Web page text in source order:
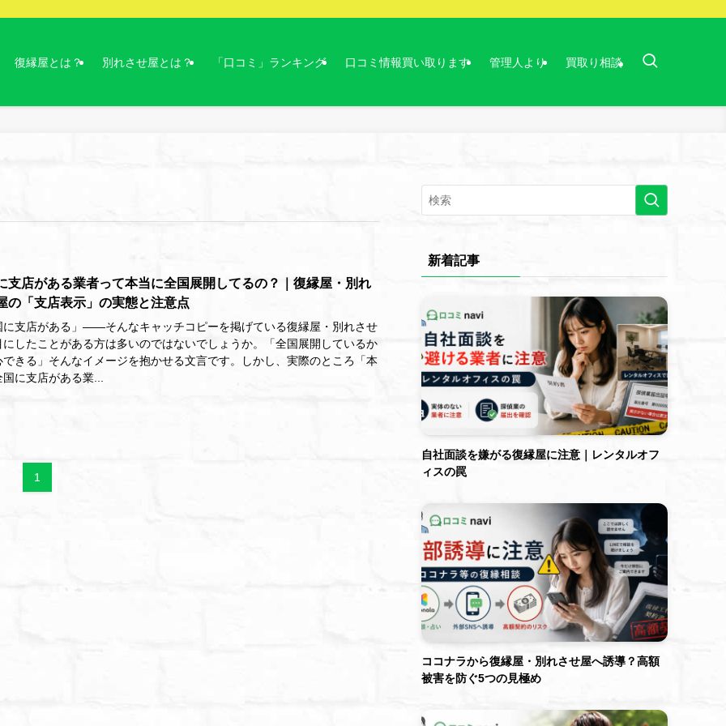
復縁屋とは？ 別れさせ屋とは？ 「口コミ」ランキング 口コミ情報買い取ります 管理人より 買取り相談
支店がある業者って本当に全国展開してるの？｜復縁屋・別れ
の「支店表示」の実態と注意点
に支店がある」――そんなキャッチコピーを掲げている復縁屋・別れさせ
にしたことがある方は多いのではないでしょうか。「全国展開しているか
できる」そんなイメージを抱かせる文言です。しかし、実際のところ「本
に支店がある業...
1
新着記事
自社面談を嫌がる復縁屋に注意｜レンタルオフ
ィスの罠
ココナラから復縁屋・別れさせ屋へ誘導？高額
被害を防ぐ5つの見極め